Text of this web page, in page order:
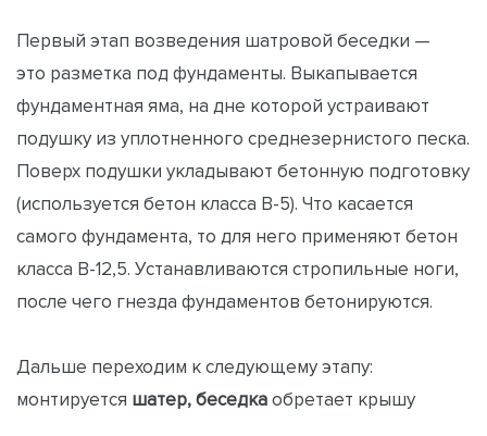
Первый этап возведения шатровой беседки —
это разметка под фундаменты. Выкапывается
фундаментная яма, на дне которой устраивают
подушку из уплотненного среднезернистого песка.
Поверх подушки укладывают бетонную подготовку
(используется бетон класса В-5). Что касается
самого фундамента, то для него применяют бетон
класса В-12,5. Устанавливаются стропильные ноги,
после чего гнезда фундаментов бетонируются.
Дальше переходим к следующему этапу:
монтируется шатер, беседка обретает крышу